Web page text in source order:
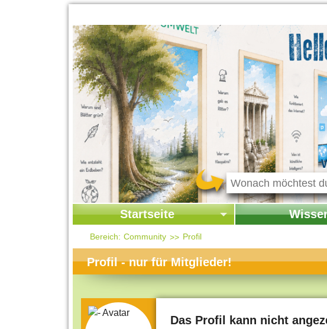
Startseite
Startseite
Kontakt
Themen-Specials
Häufig gesucht
Beliebte Artikel
Kolumne
Mensch & Natur
Gesellschaft &
Bereich: Community Profil
Profil - nur für Mitglieder!
Das Profil kann nicht